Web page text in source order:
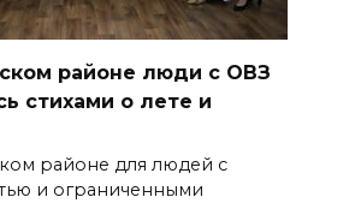
районе люди с ОВЗ
стихами о лете и
районе для людей с
и ограниченными